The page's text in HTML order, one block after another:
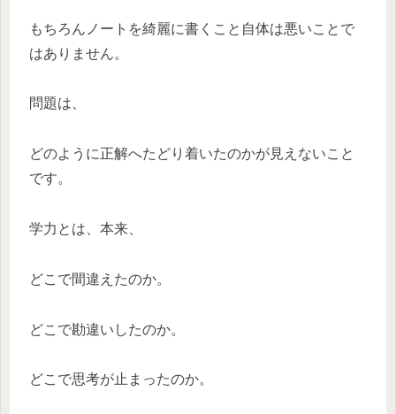
もちろんノートを綺麗に書くこと自体は悪いことで
はありません。
問題は、
どのように正解へたどり着いたのかが見えないこと
です。
学力とは、本来、
どこで間違えたのか。
どこで勘違いしたのか。
どこで思考が止まったのか。